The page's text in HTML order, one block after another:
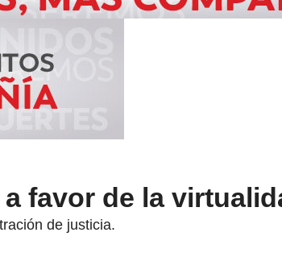
favor de la
de justicia.